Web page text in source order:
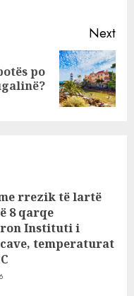
Next
po
rrezik të lartë
8 qarqe
Instituti i
temperaturat